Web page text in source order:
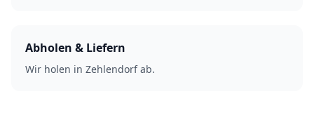
Abholen & Liefern
Wir holen in Zehlendorf ab.